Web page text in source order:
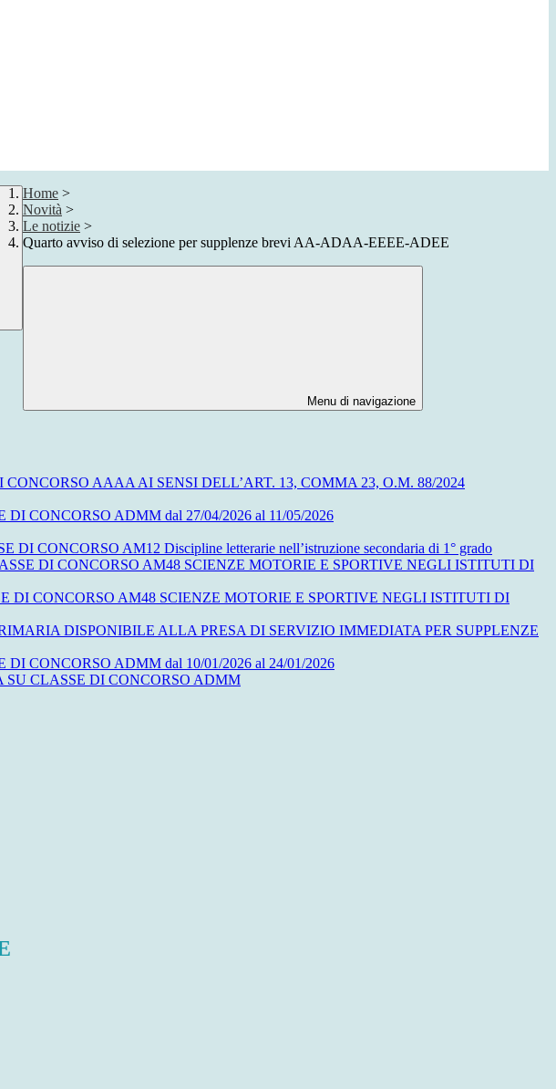
Home >
Novità >
Le notizie >
Quarto avviso di selezione per supplenze brevi AA-ADAA-EEEE-ADEE
Menu di navigazione
AAAA AI SENSI DELL’ART. 13, COMMA 23, O.M. 88/2024
CONCORSO ADMM dal 27/04/2026 al 11/05/2026
CONCORSO AM12 Discipline letterarie nell’istruzione secondaria di 1° grado
DI CONCORSO AM48 SCIENZE MOTORIE E SPORTIVE NEGLI ISTITUTI DI
DI CONCORSO AM48 SCIENZE MOTORIE E SPORTIVE NEGLI ISTITUTI DI
DISPONIBILE ALLA PRESA DI SERVIZIO IMMEDIATA PER SUPPLENZE
CONCORSO ADMM dal 10/01/2026 al 24/01/2026
SU CLASSE DI CONCORSO ADMM